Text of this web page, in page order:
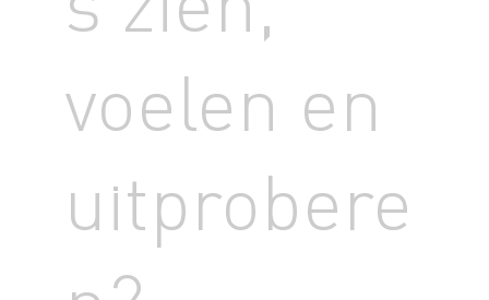
voelen en
uitprobere